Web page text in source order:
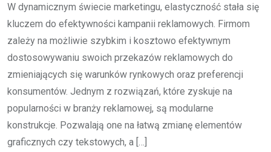
W dynamicznym świecie marketingu, elastyczność stała się
kluczem do efektywności kampanii reklamowych. Firmom
zależy na możliwie szybkim i kosztowo efektywnym
dostosowywaniu swoich przekazów reklamowych do
zmieniających się warunków rynkowych oraz preferencji
konsumentów. Jednym z rozwiązań, które zyskuje na
popularności w branży reklamowej, są modularne
konstrukcje. Pozwalają one na łatwą zmianę elementów
graficznych czy tekstowych, a […]